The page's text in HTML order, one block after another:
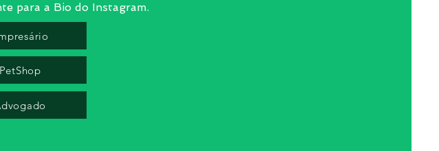
para a Bio do Instagram.